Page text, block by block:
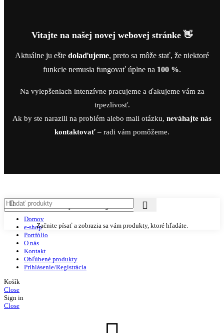
Vitajte na našej novej webovej stránke 👋
Aktuálne ju ešte dolaďujeme, preto sa môže stať, že niektoré
funkcie nemusia fungovať úplne na 100 %.
Na vylepšeniach intenzívne pracujeme a ďakujeme vám za
trpezlivosť.
Ak by ste narazili na problém alebo mali otázku, neváhajte nás
kontaktovať – radi vám pomôžeme.
Začnite písať a zobrazia sa vám produkty, ktoré hľadáte.
Domov
e-shop
Portfólio
O nás
Kontakt
Obľúbené produkty
Prihlásenie/Registrácia
Košík
Close
Sign in
Close